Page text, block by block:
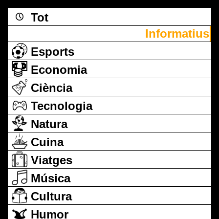
Tot
Informatius
Esports
Economia
Ciència
Tecnologia
Natura
Cuina
Viatges
Música
Cultura
Humor